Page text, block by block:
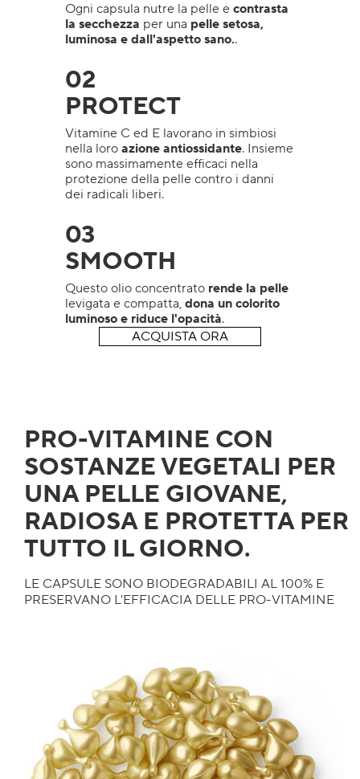
Ogni capsula nutre la pelle e contrasta
la secchezza per una pelle setosa,
luminosa e dall'aspetto sano..
02
PROTECT
Vitamine C ed E lavorano in simbiosi
nella loro azione antiossidante. Insieme
sono massimamente efficaci nella
protezione della pelle contro i danni
dei radicali liberi.
03
SMOOTH
Questo olio concentrato rende la pelle
levigata e compatta, dona un colorito
luminoso e riduce l'opacità.
ACQUISTA ORA
PRO-VITAMINE CON
SOSTANZE VEGETALI PER
UNA PELLE GIOVANE,
RADIOSA E PROTETTA PER
TUTTO IL GIORNO.
LE CAPSULE SONO BIODEGRADABILI AL 100% E
PRESERVANO L'EFFICACIA DELLE PRO-VITAMINE